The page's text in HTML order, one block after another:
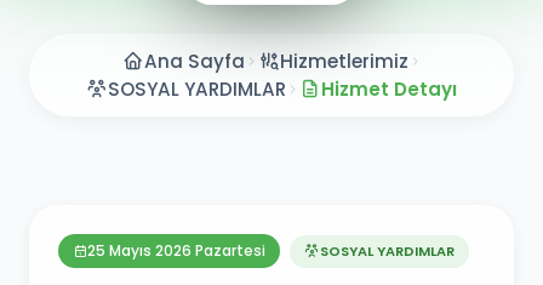
Ana Sayfa
Hizmetlerimiz
SOSYAL YARDIMLAR
Hizmet Detayı
25 Mayıs 2026 Pazartesi SOSYAL YARDIMLAR